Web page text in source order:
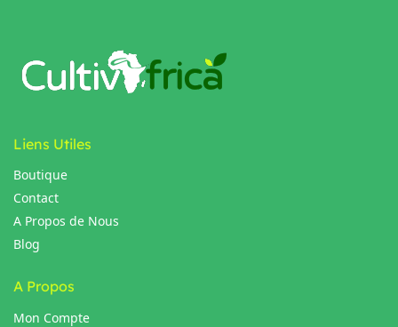
Liens Utiles
Boutique
Contact
A Propos de Nous
Blog
A Propos
Mon Compte